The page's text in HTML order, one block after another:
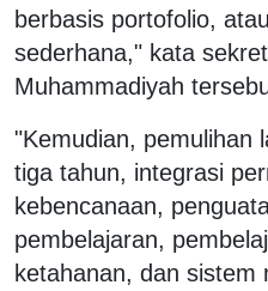
berbasis portofolio,
sederhana," kata
Muhammadiyah
"Kemudian, pemulihan
tiga tahun, integrasi
kebencanaan,
pembelajaran,
ketahanan, dan sistem